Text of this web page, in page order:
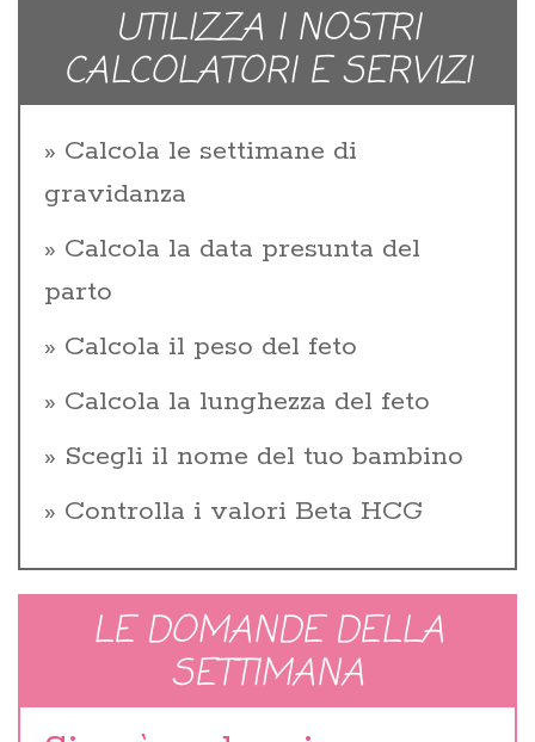
UTILIZZA I NOSTRI
CALCOLATORI E SERVIZI
Calcola le settimane di
gravidanza
Calcola la data presunta del
parto
Calcola il peso del feto
Calcola la lunghezza del feto
Scegli il nome del tuo bambino
Controlla i valori Beta HCG
LE DOMANDE DELLA
SETTIMANA